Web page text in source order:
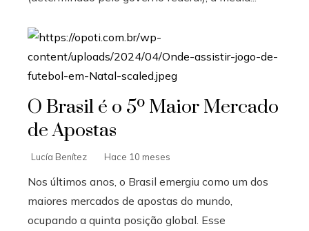
O Brasil é o 5º Maior Mercado
de Apostas
Lucía Benítez Hace 10 meses
Nos últimos anos, o Brasil emergiu como um dos
maiores mercados de apostas do mundo,
ocupando a quinta posição global. Esse